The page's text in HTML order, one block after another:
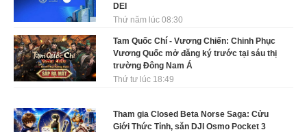
DEI
Thứ năm lúc 08:30
Tam Quốc Chí - Vương Chiến: Chinh Phục
Vương Quốc mở đăng ký trước tại sáu thị
trường Đông Nam Á
Thứ tư lúc 18:49
Tham gia Closed Beta Norse Saga: Cửu
Giới Thức Tỉnh, săn DJI Osmo Pocket 3